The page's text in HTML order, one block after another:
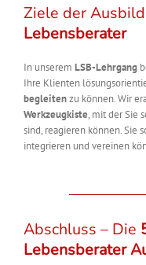
Ziele der
Lebensberater
In unserem LSB-Lehrgang
Ihre Klienten
begleitenzu können. Wir
Werkzeugkiste, mit der Sie
sind, reagieren können. Sie
integrieren und vereinen
Abschluss – Die
Lebensberater